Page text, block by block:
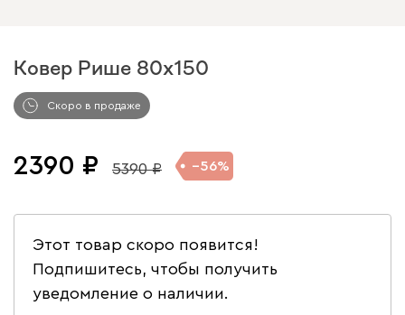
Ковер Рише 80x150
Арт. 244983
Скоро в продаже
2390 5390 56
Этот товар скоро появится!
Подпишитесь, чтобы получить
уведомление о наличии.